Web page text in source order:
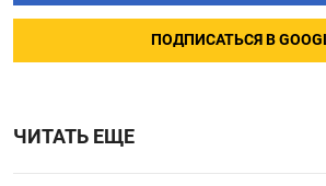
ПОДПИСАТЬСЯ В
ЧИТАТЬ ЕЩЕ